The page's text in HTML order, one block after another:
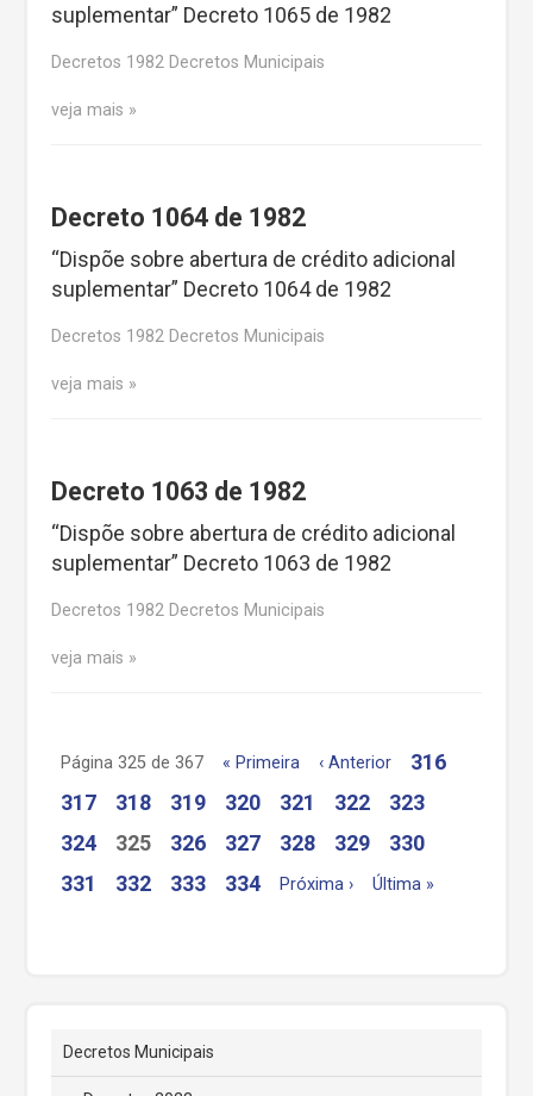
suplementar” Decreto 1065 de 1982
Decretos 1982 Decretos Municipais
veja mais
Decreto 1064 de 1982
“Dispõe sobre abertura de crédito adicional
suplementar” Decreto 1064 de 1982
Decretos 1982 Decretos Municipais
veja mais
Decreto 1063 de 1982
“Dispõe sobre abertura de crédito adicional
suplementar” Decreto 1063 de 1982
Decretos 1982 Decretos Municipais
veja mais
Página 325 de 367 « Primeira ‹ Anterior
316
317
318 319 320 321 322
323
324
325 326 327 328 329
330
331
332 333 334 Próxima › Última »
Decretos Municipais